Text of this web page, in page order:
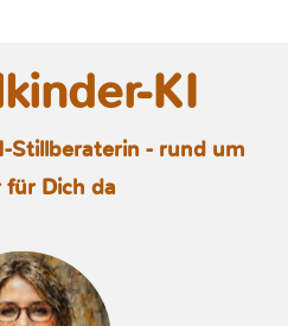
KI
Stillberaterin - rund um
für Dich da